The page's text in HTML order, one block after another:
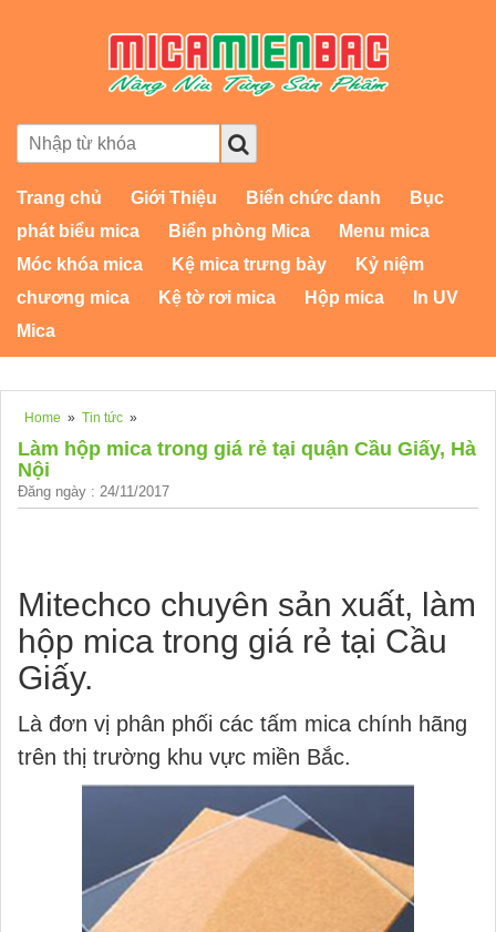
Trang chủ Giới Thiệu Biển chức danh
Bục
phát biểu mica
Biển phòng Mica
Menu mica
Móc khóa mica
Kệ mica trưng bày
Kỷ niệm
chương mica
Kệ tờ rơi mica Hộp mica
In UV
Mica
Home » Tin tức »
Làm hộp mica trong giá rẻ tại quận Cầu Giấy, Hà
Nội
Đăng ngày : 24/11/2017
Mitechco chuyên sản xuất, làm
hộp mica trong giá rẻ tại Cầu
Giấy.
Là đơn vị phân phối các tấm mica chính hãng
trên thị trường khu vực miền Bắc.